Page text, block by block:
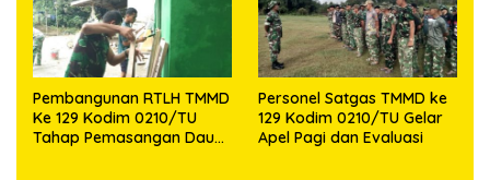
Pembangunan RTLH TMMD
Ke 129 Kodim 0210/TU
Tahap Pemasangan Daun
Personel Satgas TMMD ke
129 Kodim 0210/TU Gelar
Apel Pagi dan Evaluasi